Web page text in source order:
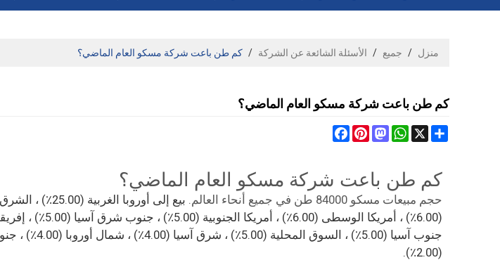
منزل / جميع / الأسئلة الشائعة عن الشركة / كم طن باعت شركة مسكو العام الماضي؟
كم طن باعت شركة مسكو العام الماضي؟
Share
FacebookPinterest
Mastodon
WhatsApp X
كم طن باعت شركة مسكو العام الماضي؟
حجم مبيعات مسكو 84000 طن في جميع أنحاء العالم.
(2.00٪).